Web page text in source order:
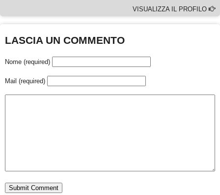
VISUALIZZA IL PROFILO
LASCIA UN COMMENTO
Nome (required)
Mail (required)